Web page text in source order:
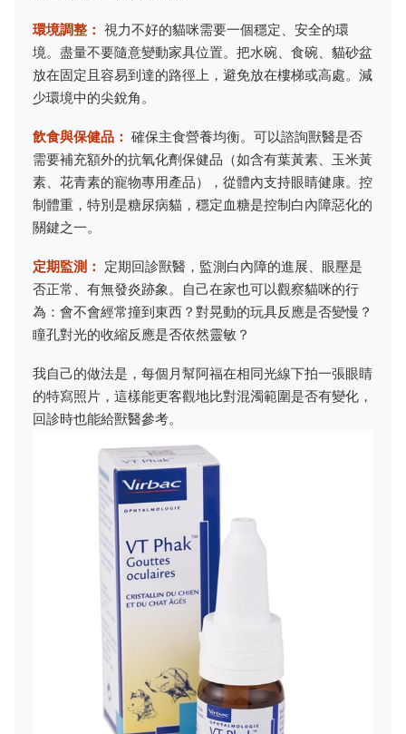
環境調整： 視力不好的貓咪需要一個穩定、安全的環
境。盡量不要隨意變動家具位置。把水碗、食碗、貓砂盆
放在固定且容易到達的路徑上，避免放在樓梯或高處。減
少環境中的尖銳角。
飲食與保健品： 確保主食營養均衡。可以諮詢獸醫是否
需要補充額外的抗氧化劑保健品（如含有葉黃素、玉米黃
素、花青素的寵物專用產品），從體內支持眼睛健康。控
制體重，特別是糖尿病貓，穩定血糖是控制白內障惡化的
關鍵之一。
定期監測： 定期回診獸醫，監測白內障的進展、眼壓是
否正常、有無發炎跡象。自己在家也可以觀察貓咪的行
為：會不會經常撞到東西？對晃動的玩具反應是否變慢？
瞳孔對光的收縮反應是否依然靈敏？
我自己的做法是，每個月幫阿福在相同光線下拍一張眼睛
的特寫照片，這樣能更客觀地比對混濁範圍是否有變化，
回診時也能給獸醫參考。